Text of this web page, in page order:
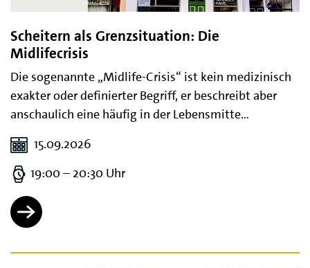
Scheitern als Grenzsituation: Die
Midlifecrisis
Die sogenannte „Midlife-Crisis“ ist kein medizinisch
exakter oder definierter Begriff, er beschreibt aber
anschaulich eine häufig in der Lebensmitte…
15.09.2026
19:00 – 20:30 Uhr